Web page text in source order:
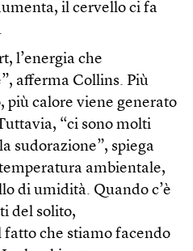
il cervello ci fa
l’energia che
afferma Collins. Più
più calore viene generato
“ci sono molti
sudorazione”, spiega
ambientale,
di umidità. Quando c’è
del solito,
che stiamo facendo